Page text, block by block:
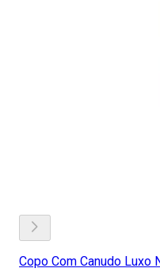
Copo Com Canudo Luxo